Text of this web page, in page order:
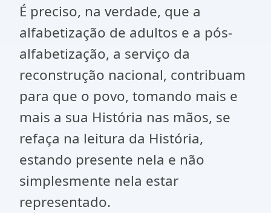
É preciso, na verdade, que a
alfabetização de adultos e a pós-
alfabetização, a serviço da
reconstrução nacional, contribuam
para que o povo, tomando mais e
mais a sua História nas mãos, se
refaça na leitura da História,
estando presente nela e não
simplesmente nela estar
representado.